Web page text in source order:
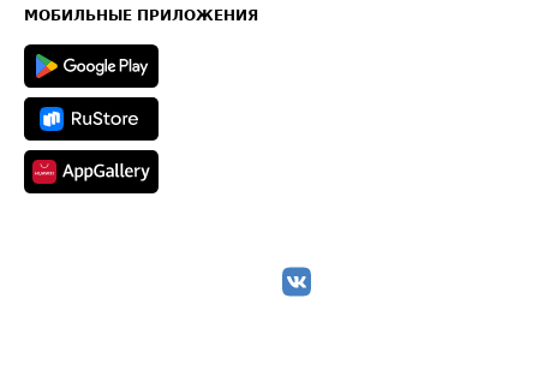
Техническая информация
МОБИЛЬНЫЕ ПРИЛОЖЕНИЯ